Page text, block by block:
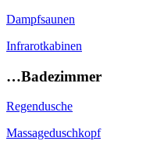
Dampfsaunen
Infrarotkabinen
…Badezimmer
Regendusche
Massageduschkopf